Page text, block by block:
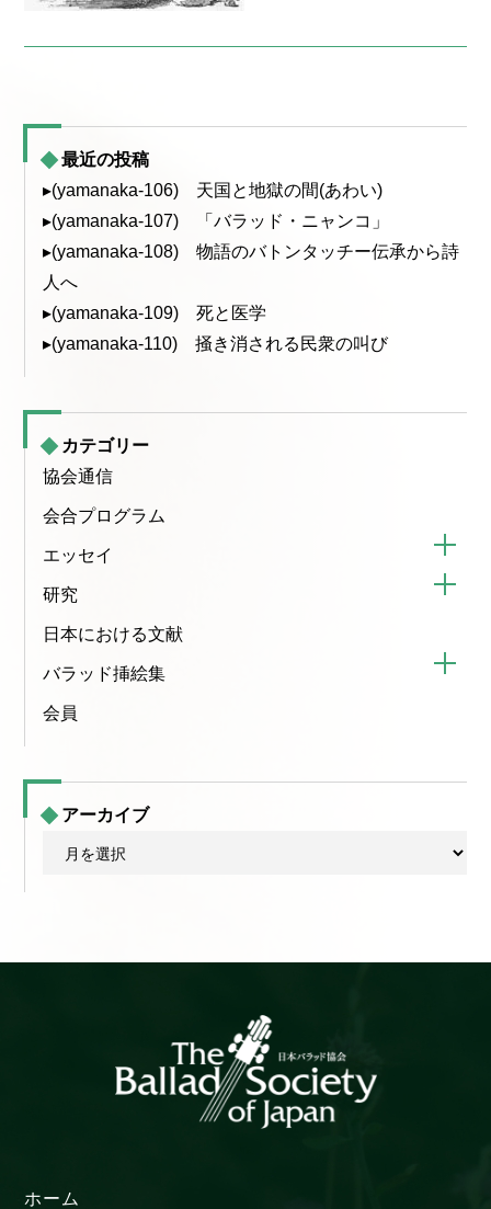
最近の投稿
▸(yamanaka-106) 天国と地獄の間(あわい)
▸(yamanaka-107) 「バラッド・ニャンコ」
▸(yamanaka-108) 物語のバトンタッチー伝承から詩
人へ
▸(yamanaka-109) 死と医学
▸(yamanaka-110) 掻き消される民衆の叫び
カテゴリー
協会通信
会合プログラム
エッセイ
研究
日本における文献
バラッド挿絵集
会員
アーカイブ
ブ
ホーム